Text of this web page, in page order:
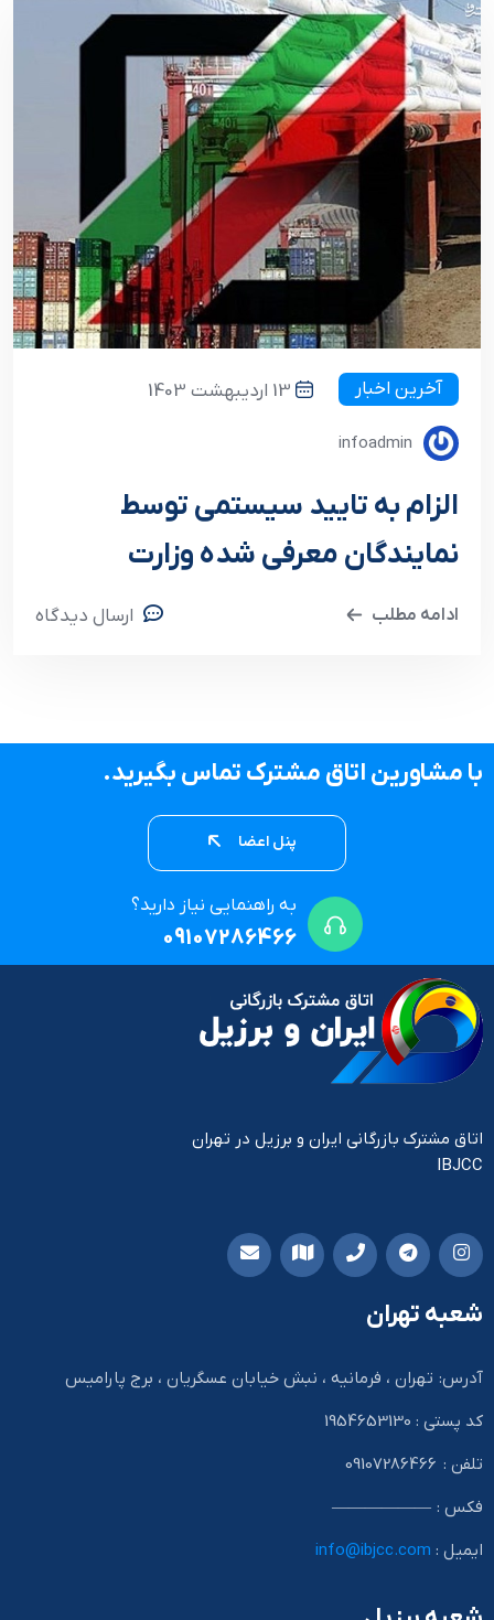
آخرین اخبار 13 اردیبهشت 1403
infoadmin
الزام به تایید سیستمی توسط
نمایندگان معرفی شده وزارت
جهادکشاورزی
ادامه مطلب ارسال دیدگاه
با مشاورین اتاق مشترک تماس بگیرید.
پنل اعضا
به راهنمایی نیاز دارید؟
09107286466
اتاق مشترک بازرگانی ایران و برزیل در تهران
IBJCC
شعبه تهران
آدرس: تهران ، فرمانیه ، نبش خیابان عسگریان ، برج پارامیس
کد پستی : 1954653130
تلفن : 09107286466
فکس : ——————
ایمیل : info@ibjcc.com